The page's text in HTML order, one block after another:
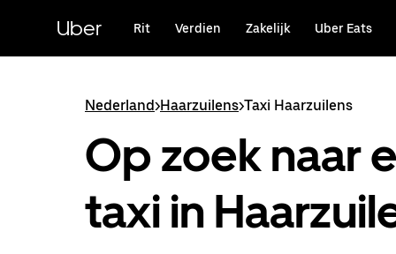
hoofdinhoudUber Rit Verdien Zakelijk Uber Eats
Nederland>Haarzuilens>Taxi Haarzuilens
Op zoek naar
taxi in